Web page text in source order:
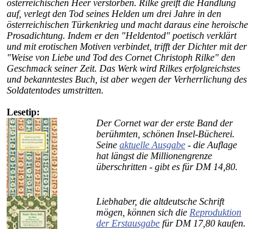
österreichischen Heer verstorben. Rilke greift die Handlung
auf, verlegt den Tod seines Helden um drei Jahre in den
österreichischen Türkenkrieg und macht daraus eine heroische
Prosadichtung. Indem er den "Heldentod" poetisch verklärt
und mit erotischen Motiven verbindet, trifft der Dichter mit der
"Weise von Liebe und Tod des Cornet Christoph Rilke" den
Geschmack seiner Zeit. Das Werk wird Rilkes erfolgreichstes
und bekanntestes Buch, ist aber wegen der Verherrlichung des
Soldatentodes umstritten.
Lesetip:
Der Cornet war der erste Band der
berühmten, schönen Insel-Bücherei.
Seine aktuelle Ausgabe - die Auflage
hat längst die Millionengrenze
überschritten - gibt es für DM 14,80.
Liebhaber, die altdeutsche Schrift
mögen, können sich die Reproduktion
der Erstausgabe für DM 17,80 kaufen.